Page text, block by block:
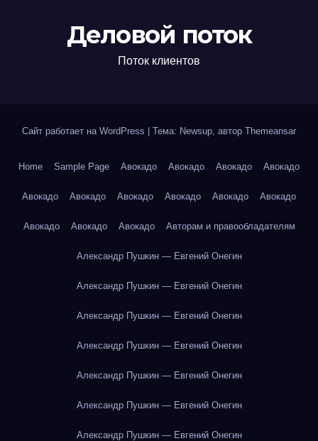
Деловой поток
Поток клиентов
Сайт работает на WordPress Тема: Newsup, автор Themeansar
Home Sample Page Авокадо Авокадо Авокадо Авокадо
Авокадо Авокадо Авокадо Авокадо Авокадо Авокадо
Авокадо Авокадо Авокадо Авторам и правообладателям
Александр Пушкин — Евгений Онегин
Александр Пушкин — Евгений Онегин
Александр Пушкин — Евгений Онегин
Александр Пушкин — Евгений Онегин
Александр Пушкин — Евгений Онегин
Александр Пушкин — Евгений Онегин
Александр Пушкин — Евгений Онегин